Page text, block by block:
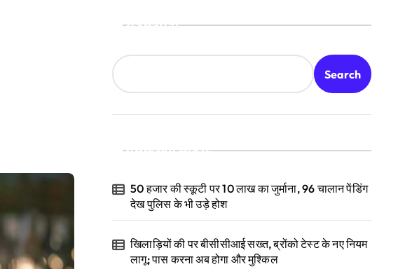
Search
Search
Recent Posts
50 हजार की स्कूटी पर 10 लाख का जुर्माना, 96 चालान पेंडिंग
देख पुलिस के भी उड़े होश
खिलाड़ियों की पर बीसीसीआई सख्त, ब्रोंको टेस्ट के नए नियम
लागू; पास करना अब होगा और मुश्किल